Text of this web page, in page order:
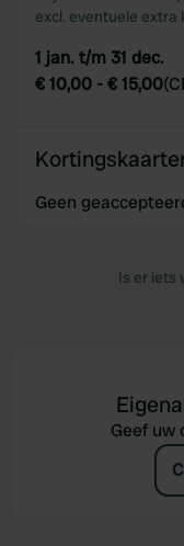
excl. eventuele extra
1 jan. t/m 31 dec.
€ 10,00 -€ 15,00(
Geen
Is er iets
Geef uw